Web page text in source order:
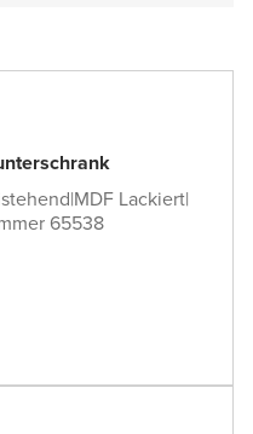
|MDF Lackiert|
65538